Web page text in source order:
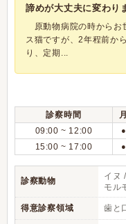
諦めが大丈夫に変わり
原動物病院の時からお
ス猫ですが、2年程前か
り、定期...
診察時間 月
09:00 ~ 12:00
●
15:00 ~ 17:00 ●
診察動物
イヌ
モル
得意診察領域 歯と